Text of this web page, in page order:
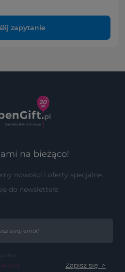
zapytanie
na bieżąco!
nowości i oferty specjalne.
do newslettera
(więcej)